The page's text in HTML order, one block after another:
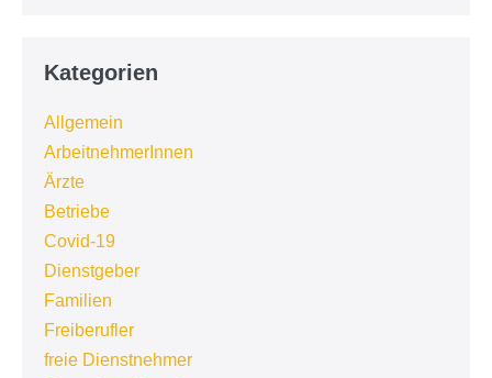
Kategorien
Allgemein
ArbeitnehmerInnen
Ärzte
Betriebe
Covid-19
Dienstgeber
Familien
Freiberufler
freie Dienstnehmer